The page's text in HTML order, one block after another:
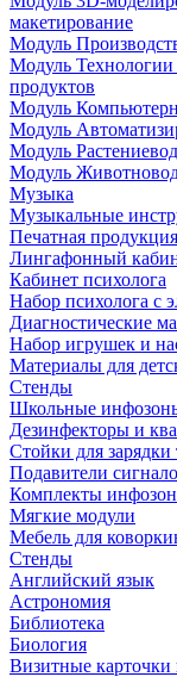
макетирование
Модуль
Модуль
продуктов
Модуль
Модуль
Модуль
Модуль
Музыка
Музыкальные
Печатная продукция
Лингафонный
Кабинет психолога
Набор психолога с
Диагностические
Набор игрушек и
Материалы для
Стенды
Школьные
Дезинфекторы и
Стойки для зарядки
Подавители
Комплекты инфозон
Мягкие модули
Мебель для
Стенды
Английский язык
Астрономия
Библиотека
Биология
Визитные